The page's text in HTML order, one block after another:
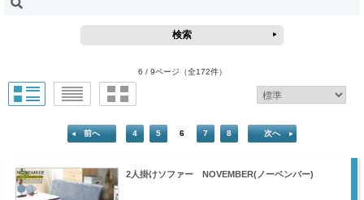
6 / 9ページ （全172件）
前へ 4 5 6 7 8 次へ
2人掛けソファー NOVEMBER(ノーベンバー)